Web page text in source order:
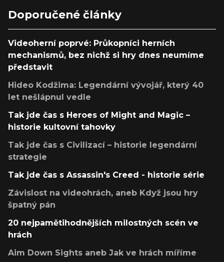
Doporučené články
Videoherní poprvé: Průkopníci herních
mechanismů, bez nichž si hry dnes neumíme
představit
Hideo Kodžima: Legendární vývojář, který 40
let nešlápnul vedle
Tak jde čas s Heroes of Might and Magic –
historie kultovní tahovky
Tak jde čas s Civilizací – historie legendární
strategie
Tak jde čas s Assassin's Creed - historie série
Závislost na videohrách, aneb Když jsou hry
špatný pán
20 nejpamětihodnějších milostných scén ve
hrách
Aim Down Sights aneb Jak ve hrách míříme